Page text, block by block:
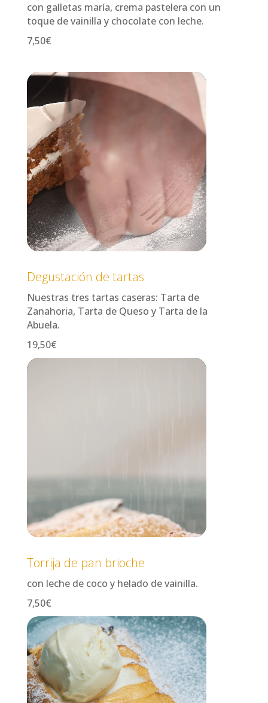
con galletas maría, crema pastelera con un
toque de vainilla y chocolate con leche.
7,50€
Reproductor
vídeo
Degustación de tartas
Nuestras tres tartas caseras: Tarta de
Zanahoria, Tarta de Queso y Tarta de la
Abuela.
19,50€
Reproductor
Torrija de pan brioche
con leche de coco y helado de vainilla.
7,50€